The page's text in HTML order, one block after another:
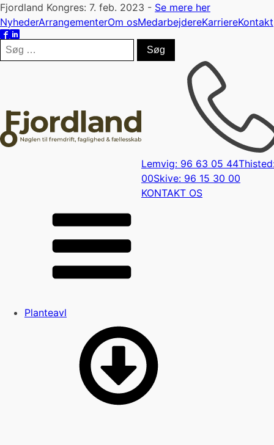
Fjordland Kongres: 7. feb. 2023 - Se mere her
NyhederArrangementerOm osMedarbejdereKarriereKontakt
Søg
efter:
Lemvig: 96 63 05 44
00Skive: 96 15 30 00
KONTAKT OS
Planteavl